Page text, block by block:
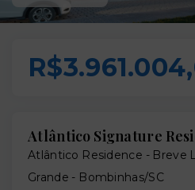
Atlântico Signature
Atlântico Residence - Breve
Grande - Bombinhas/SC